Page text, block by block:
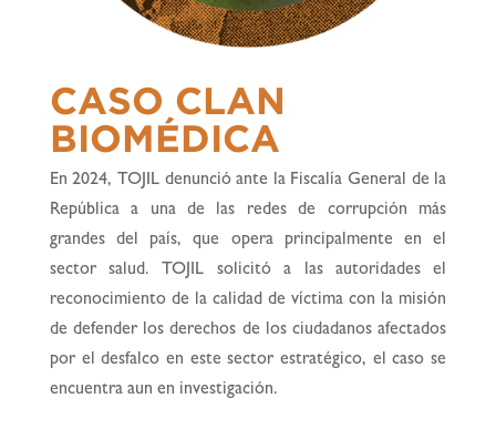
CASO CLAN
BIOMÉDICA
En 2024, TOJIL denunció ante la Fiscalía General de la
República a una de las redes de corrupción más
grandes del país, que opera principalmente en el
sector salud. TOJIL solicitó a las autoridades el
reconocimiento de la calidad de víctima con la misión
de defender los derechos de los ciudadanos afectados
por el desfalco en este sector estratégico, el caso se
encuentra aun en investigación.